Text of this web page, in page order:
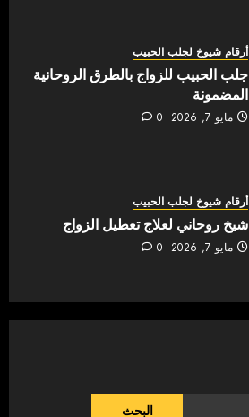
أرقام شيوخ لجلب الحبيب
جلب الحبيب للزواج بالطرق الروحانية
المضمونة
مايو 7, 2026 0
أرقام شيوخ لجلب الحبيب
شيخ روحاني لعلاج تعطيل الزواج
مايو 7, 2026 0
البحث